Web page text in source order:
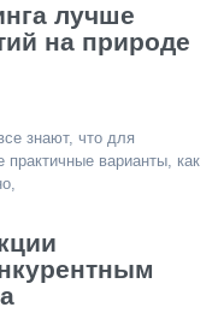
лучше
на природе
знают, что для
практичные варианты, как